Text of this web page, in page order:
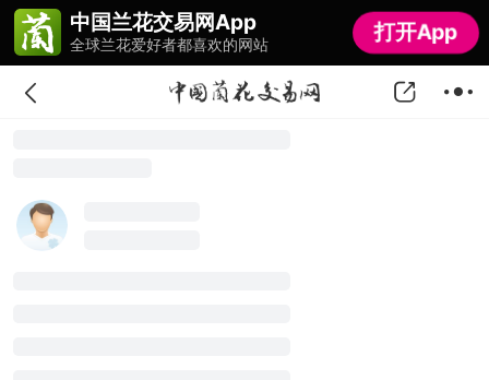
中国兰花交易网App
全球兰花爱好者都喜欢的网站 打开App
中国兰花交易网App
全球兰花爱好者都喜欢的网站 打开App